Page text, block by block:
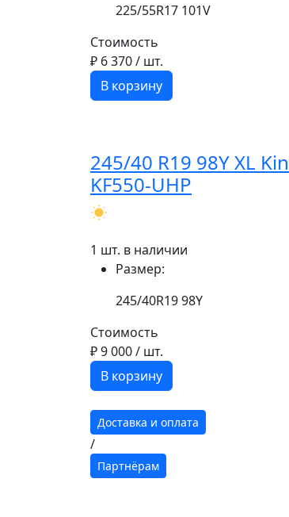
225/55R17 101V
Стоимость
₽ 6 370/ шт.
В корзину
245/40 R19 98Y XL
KF550-UHP
1 шт. в наличии
Размер:
245/40R19 98Y
Стоимость
₽ 9 000/ шт.
В корзину
Доставка и оплата
/
Партнёрам